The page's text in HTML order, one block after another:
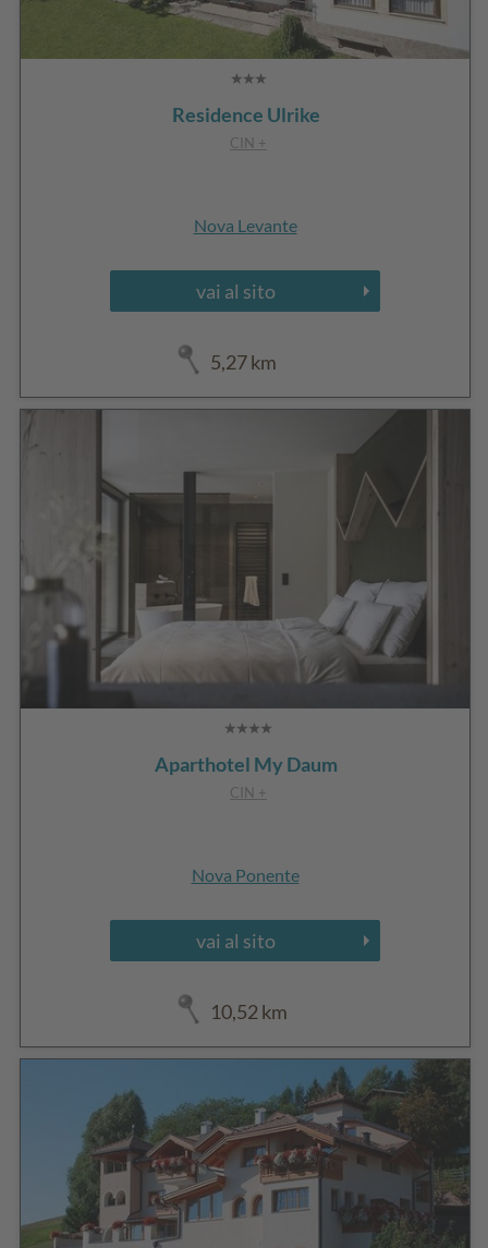
Residence Ulrike
CIN +
Nova Levante
vai al sito
5,27 km
Aparthotel My Daum
CIN +
Nova Ponente
vai al sito
10,52 km